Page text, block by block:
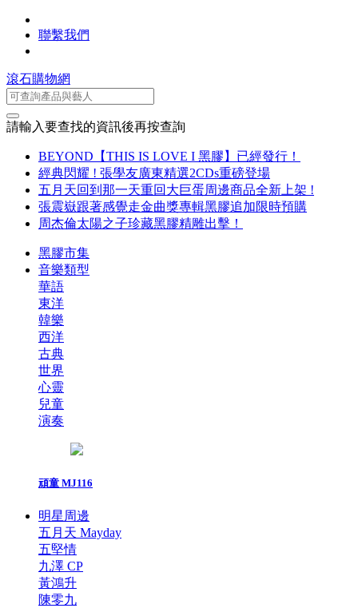
聯繫我們
滾石購物網
請輸入要查找的資訊後再按查詢
BEYOND【THIS IS LOVE I 黑膠】已經發行！
經典閃耀 ! 張學友廣東精選2CDs重磅登場
五月天回到那一天重回大巨蛋周邊商品全新上架 !
張震嶽跟著感覺走金曲獎專輯黑膠追加限時預購
周杰倫太陽之子珍藏黑膠精雕出擊！
黑膠市集
音樂類型
華語
東洋
韓樂
西洋
古典
世界
心靈
兒童
演奏
頑童 MJ116
明星周邊
五月天 Mayday
五堅情
九澤 CP
黃鴻升
陳零九